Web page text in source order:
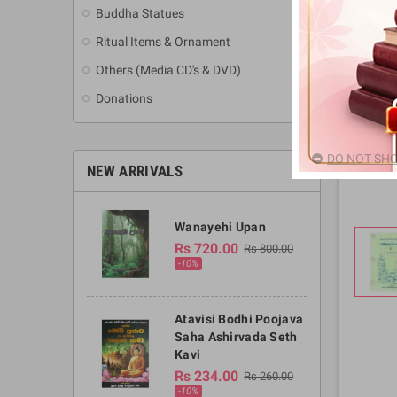
Buddha Statues
Ritual Items & Ornament
Others (Media CD's & DVD)
Donations
NEW ARRIVALS
Wanayehi Upan
Rs 720.00 Rs 800.00
-10%
Atavisi Bodhi Poojava
Saha Ashirvada Seth
Kavi
Rs 234.00 Rs 260.00
-10%
DO NOT